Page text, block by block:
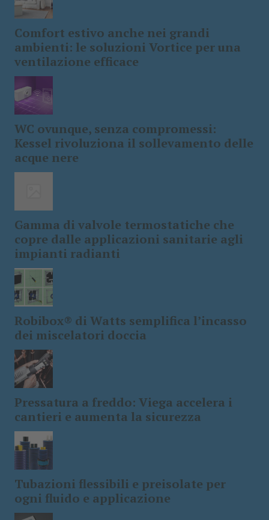
Comfort estivo anche nei grandi
ambienti: le soluzioni Vortice per una
ventilazione efficace
WC ovunque, senza compromessi:
Kessel rivoluziona il sollevamento delle
acque nere
Gamma di valvole termostatiche che
copre dalle applicazioni sanitarie agli
impianti radianti
Robibox® di Watts semplifica l’incasso
dei miscelatori doccia
Pressatura a freddo: Viega accelera i
cantieri e aumenta la sicurezza
Tubazioni flessibili e preisolate per
ogni fluido e applicazione